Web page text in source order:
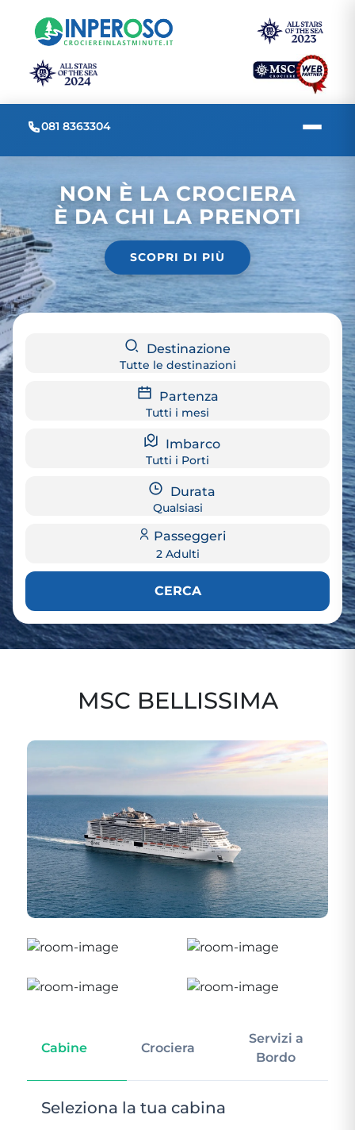
081 8363304
NON È LA CROCIERA
È DA CHI LA PRENOTI
SCOPRI DI PIÙ
Destinazione
Tutte le destinazioni
Partenza
Tutti i mesi
Imbarco
Tutti i Porti
Durata
Qualsiasi
Passeggeri
2 Adulti
CERCA
MSC BELLISSIMA
Cabine Crociera
Servizi a
Bordo
Seleziona la tua cabina